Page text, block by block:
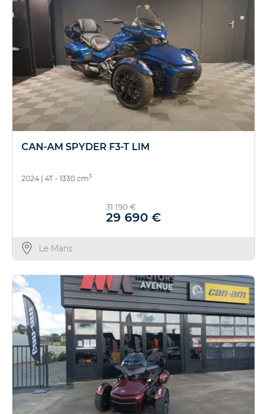
CAN-AM SPYDER F3-T LIM
2024 4T - 1330 cm3
31 190 €
29 690 €
Le Mans